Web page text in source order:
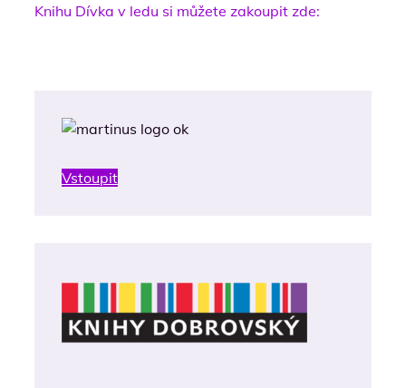
Knihu Dívka v ledu si můžete zakoupit zde:
Vstoupit